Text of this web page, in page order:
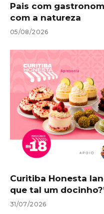
Pais com
com a natureza
05/08/2026
Curitiba Honesta
que tal um
31/07/2026